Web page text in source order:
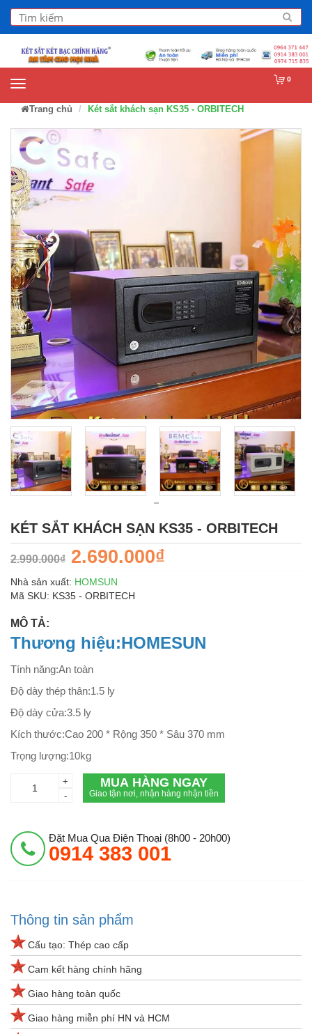
0
Trang chủ Két sắt khách sạn KS35 - ORBITECH
KÉT SẮT KHÁCH SẠN KS35 - ORBITECH
2.990.000₫ 2.690.000₫
Nhà sản xuất: HOMSUN
Mã SKU: KS35 - ORBITECH
MÔ TẢ:
Thương hiệu:HOMESUN
Tính năng:An toàn
Độ dày thép thân:1.5 ly
Độ dày cửa:3.5 ly
Kích thước:Cao 200 * Rộng 350 * Sâu 370 mm
Trọng lượng:10kg
+
-
MUA HÀNG NGAY
Giao tận nơi, nhận hàng nhận tiền
Đặt Mua Qua Điện Thoại (8h00 - 20h00)
0914 383 001
Thông tin sản phẩm
Cấu tạo: Thép cao cấp
Cam kết hàng chính hãng
Giao hàng toàn quốc
Giao hàng miễn phí HN và HCM